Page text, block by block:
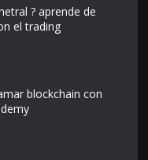
? aprende de
el trading
blockchain con